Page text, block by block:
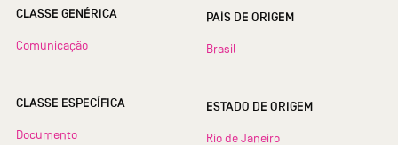
CLASSE GENÉRICA
Comunicação
CLASSE ESPECÍFICA
Documento
PAÍS DE ORIGEM
Brasil
ESTADO DE ORIGEM
Rio de Janeiro